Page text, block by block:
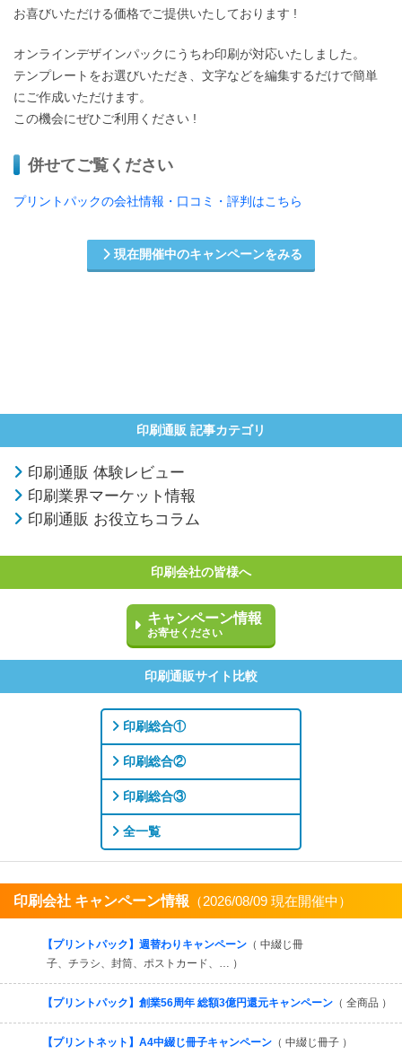
お喜びいただける価格でご提供いたしております !
オンラインデザインパックにうちわ印刷が対応いたしました。
テンプレートをお選びいただき、文字などを編集するだけで簡単
にご作成いただけます。
この機会にぜひご利用ください !
併せてご覧ください
プリントパックの会社情報・口コミ・評判はこちら
現在開催中のキャンペーンをみる
印刷通販 記事カテゴリ
印刷通販 体験レビュー
印刷業界マーケット情報
印刷通販 お役立ちコラム
印刷会社の皆様へ
キャンペーン情報
お寄せください
印刷通販サイト比較
印刷総合①
印刷総合②
印刷総合③
全一覧
印刷会社 キャンペーン情報 （2026/08/09 現在開催中）
【プリントパック】週替わりキャンペーン （ 中綴じ冊
子、チラシ、封筒、ポストカード、… ）
【プリントパック】創業56周年 総額3億円還元キャンペーン （ 全商品 ）
【プリントネット】A4中綴じ冊子キャンペーン （ 中綴じ冊子 ）